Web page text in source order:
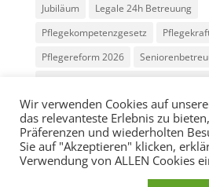
Jubiläum
Legale 24h Betreuung
Pflegekompetenzgesetz
Pflegereform 2026
Vermittlung Betreuungskräfte
Wir verwenden Cookies auf
das relevanteste Erlebnis zu
Präferenzen und wiederholten
Sie auf "Akzeptieren" klicken,
Verwendung von ALLEN Cookies